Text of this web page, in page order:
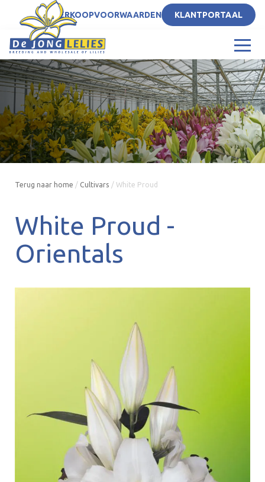
NLVERKOOPVOORWAARDEN KLANTPORTAAL
Terug naar home / Cultivars / White Proud
White Proud -
Orientals